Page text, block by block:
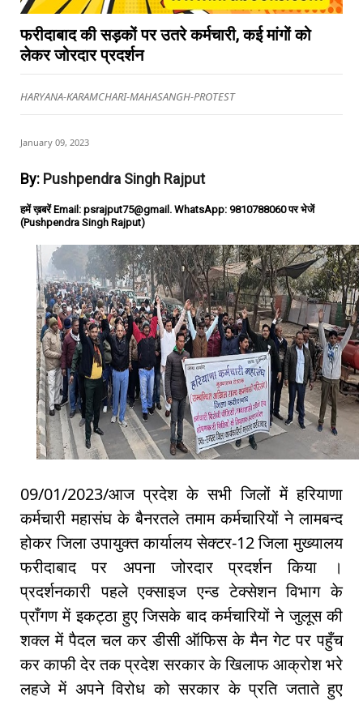
फरीदाबाद की सड़कों पर उतरे कर्मचारी, कई मांगों को
लेकर जोरदार प्रदर्शन
HARYANA-KARAMCHARI-MAHASANGH-PROTEST
January 09, 2023
By: Pushpendra Singh Rajput
हमें ख़बरें Email: psrajput75@gmail. WhatsApp: 9810788060 पर भेजें
(Pushpendra Singh Rajput)
09/01/2023/आज प्रदेश के सभी जिलों में हरियाणा
कर्मचारी महासंघ के बैनरतले तमाम कर्मचारियों ने लामबन्द
होकर जिला उपायुक्त कार्यालय सेक्टर-12 जिला मुख्यालय
फरीदाबाद पर अपना जोरदार प्रदर्शन किया ।
प्रदर्शनकारी पहले एक्साइज एन्ड टेक्सेशन विभाग के
प्राँगण में इकट्ठा हुए जिसके बाद कर्मचारियों ने जुलूस की
शक्ल में पैदल चल कर डीसी ऑफिस के मैन गेट पर पहुँच
कर काफी देर तक प्रदेश सरकार के खिलाफ आक्रोश भरे
लहजे में अपने विरोध को सरकार के प्रति जताते हुए